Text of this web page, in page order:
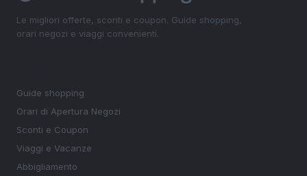
Le migliori offerte, sconti e coupon. Guide shopping,
orari negozi e viaggi convenienti.
Guide shopping
Orari di Apertura Negozi
Sconti e Coupon
Viaggi e Vacanze
Abbigliamento